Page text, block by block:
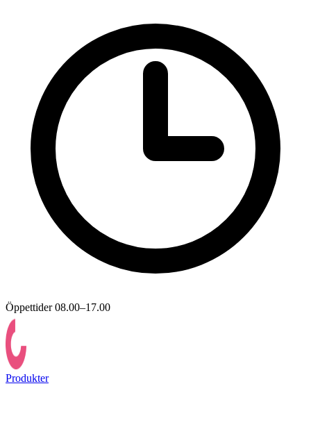
Öppettider 08.00–17.00
Produkter